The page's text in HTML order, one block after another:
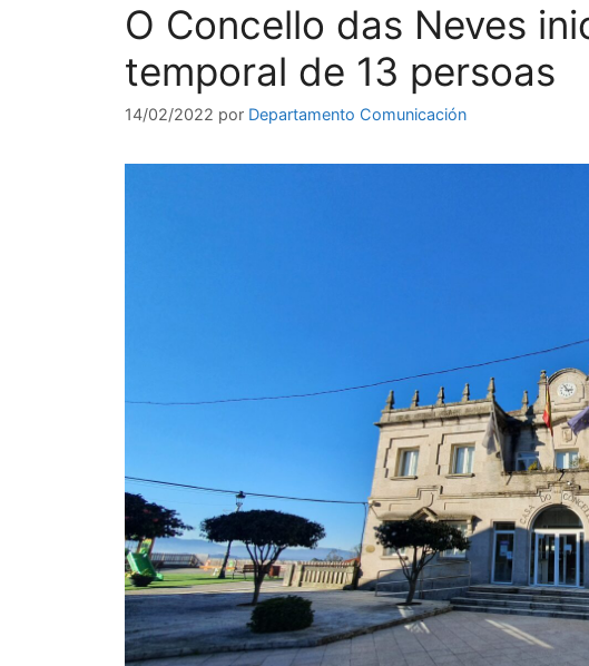
O Concello das Neves
temporal de 13 persoas
14/02/2022 por Departamento Comunicación